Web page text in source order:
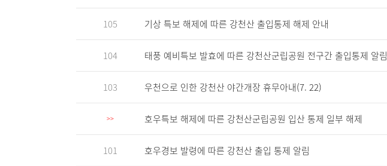
105 기상 특보 해제에 따른 강천산 출입통제 해제 안내
104 태풍 예비특보 발효에 따른 강천산군립공원 전구간 출입통제 알림
103 우천으로 인한 강천산 야간개장 휴무아내(7. 22)
>> 호우특보 해제에 따른 강천산군립공원 입산 통제 일부 해제
101 호우경보 발령에 따른 강천산 출입 통제 알림